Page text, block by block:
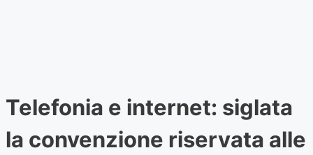
Telefonia e internet: siglata
la convenzione riservata alle